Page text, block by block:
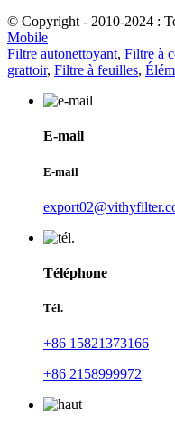
© Copyright - 2010-2024 :
Mobile
Filtre autonettoyant, Filtre à
grattoir, Filtre à feuilles,
E-mail
E-mail
Téléphone
Tél.
+86 15821373166
+86 2158999972